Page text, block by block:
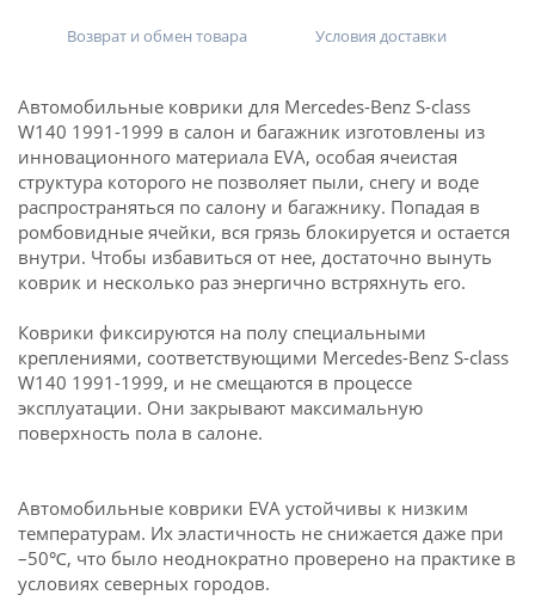
Возврат и обмен товара Условия доставки
Автомобильные коврики для Mercedes-Benz S-class
W140 1991-1999 в салон и багажник изготовлены из
инновационного материала EVA, особая ячеистая
структура которого не позволяет пыли, снегу и воде
распространяться по салону и багажнику. Попадая в
ромбовидные ячейки, вся грязь блокируется и остается
внутри. Чтобы избавиться от нее, достаточно вынуть
коврик и несколько раз энергично встряхнуть его.
Коврики фиксируются на полу специальными
креплениями, соответствующими Mercedes-Benz S-class
W140 1991-1999, и не смещаются в процессе
эксплуатации. Они закрывают максимальную
поверхность пола в салоне.
Автомобильные коврики EVA устойчивы к низким
температурам. Их эластичность не снижается даже при
–50℃, что было неоднократно проверено на практике в
условиях северных городов.